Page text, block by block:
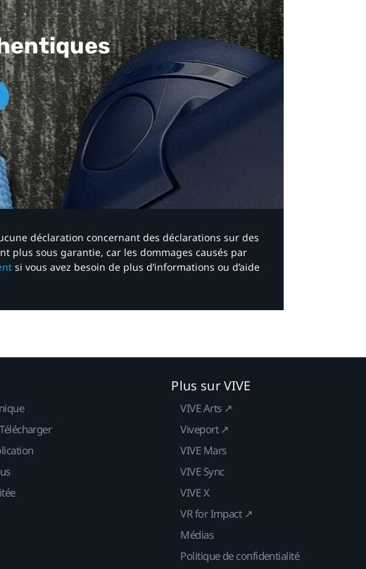
déclaration concernant des déclarations sur des
plus sous garantie, car les dommages causés par
si vous avez besoin de plus d’informations ou d’aide
Plus sur VIVE
VIVE Arts ↗
Viveport ↗
VIVE Mars
VIVE Sync
VIVE X
VR for Impact ↗
Médias
Politique de confidentialité